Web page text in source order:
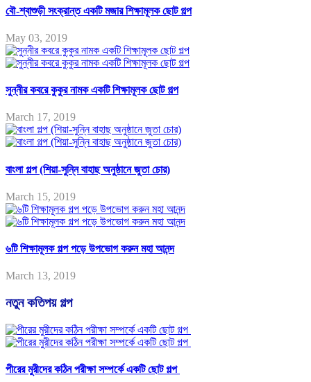
বৌ-শ্বাশুড়ী সংক্রান্ত একটি মজার শিক্ষামূলক ছোট গল্প
May 03, 2019
সুন্নীর কবরে কুকুর নামক একটি শিক্ষামূলক ছোট গল্প
March 17, 2019
বাংলা গল্প (শিয়া-সুন্নি বাহাছ অনুষ্ঠানে জুতা চোর)
March 15, 2019
৬টি শিক্ষামূলক গল্প পড়ে উপভোগ করুন মহা আনন্দ
March 13, 2019
নতুন কতিপয় গল্প
পীরের মুরীদের কঠিন পরীক্ষা সম্পর্কে একটি ছোট গল্প